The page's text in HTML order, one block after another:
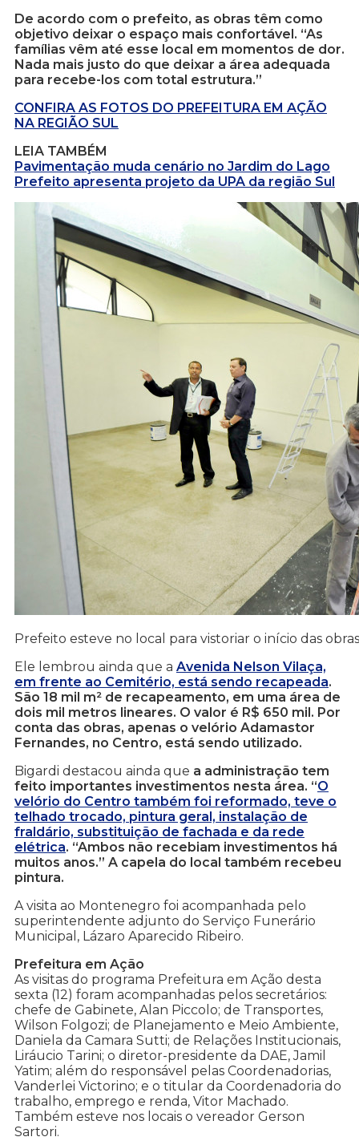
De acordo com o prefeito, as obras têm como
objetivo deixar o espaço mais confortável. “As
famílias vêm até esse local em momentos de dor.
Nada mais justo do que deixar a área adequada
para recebe-los com total estrutura.”
CONFIRA AS FOTOS DO PREFEITURA EM AÇÃO
NA REGIÃO SUL
LEIA TAMBÉM
Pavimentação muda cenário no Jardim do Lago
Prefeito apresenta projeto da UPA da região Sul
Prefeito esteve no local para vistoriar o início das obras
Ele lembrou ainda que a Avenida Nelson Vilaça,
em frente ao Cemitério, está sendo recapeada.
São 18 mil m² de recapeamento, em uma área de
dois mil metros lineares. O valor é R$ 650 mil. Por
conta das obras, apenas o velório Adamastor
Fernandes, no Centro, está sendo utilizado.
Bigardi destacou ainda que a administração tem
feito importantes investimentos nesta área. “O
velório do Centro também foi reformado, teve o
telhado trocado, pintura geral, instalação de
fraldário, substituição de fachada e da rede
elétrica. “Ambos não recebiam investimentos há
muitos anos.” A capela do local também recebeu
pintura.
A visita ao Montenegro foi acompanhada pelo
superintendente adjunto do Serviço Funerário
Municipal, Lázaro Aparecido Ribeiro.
Prefeitura em Ação
As visitas do programa Prefeitura em Ação desta
sexta (12) foram acompanhadas pelos secretários:
chefe de Gabinete, Alan Piccolo; de Transportes,
Wilson Folgozi; de Planejamento e Meio Ambiente,
Daniela da Camara Sutti; de Relações Institucionais,
Liráucio Tarini; o diretor-presidente da DAE, Jamil
Yatim; além do responsável pelas Coordenadorias,
Vanderlei Victorino; e o titular da Coordenadoria do
trabalho, emprego e renda, Vitor Machado.
Também esteve nos locais o vereador Gerson
Sartori.